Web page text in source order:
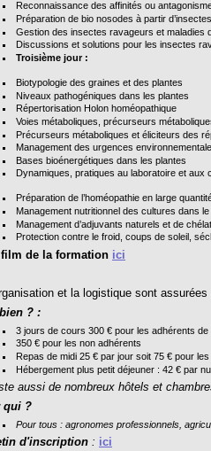
Reconnaissance des affinités ou
Préparation de bio nosodes à partir
Gestion des insectes ravageurs et maladies
Discussions et solutions pour les insectes
Troisième jour :
Biotypologie des graines et des plantes
Niveaux pathogéniques dans les plantes
Répertorisation Holon homéopathique
Voies métaboliques, précurseurs
Précurseurs métaboliques et éliciteurs des
Management des urgences
Bases bioénergétiques dans les plantes
Dynamiques, pratiques au laboratoire et aux
Préparation de l’homéopathie en large
Management nutritionnel des cultures dans
Management d’adjuvants naturels et de
Protection contre le froid, coups de soleil,
de la formation ici
et la logistique sont assurées
? :
3 jours de cours 300 € pour les adhérents de
350 € pour les non adhérents
Repas de midi 25 € par jour soit 75 € pour
Hébergement plus petit déjeuner : 42 € par
aussi de nombreux hôtels et
qui ?
Pour tous : agronomes professionnels,
d'inscription : ici